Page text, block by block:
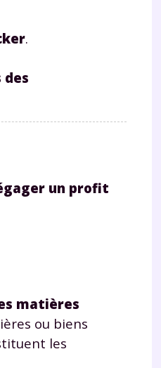
.
un profit
matières
ou biens
les